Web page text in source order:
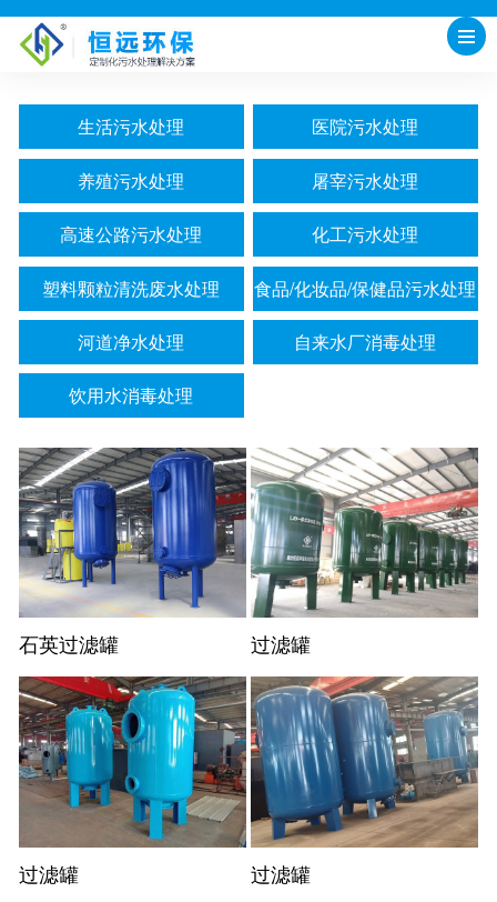
当前位置：网站首页
生活污水处理 医院污水处理
养殖污水处理 屠宰污水处理
高速公路污水处理 化工污水处理
塑料颗粒清洗废水处理 食品/化妆品/保健品污水处理
河道净水处理 自来水厂消毒处理
饮用水消毒处理
石英过滤罐 过滤罐
过滤罐 过滤罐